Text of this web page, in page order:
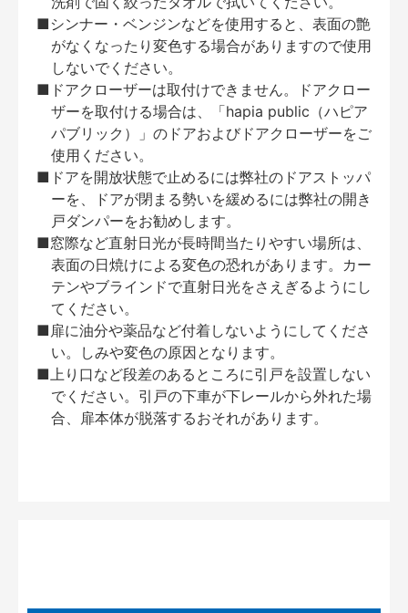
■シンナー・ベンジンなどを使用すると、表面の艶
がなくなったり変色する場合がありますので使用
しないでください。
■ドアクローザーは取付けできません。ドアクロー
ザーを取付ける場合は、「hapia public（ハピア
パブリック）」のドアおよびドアクローザーをご
使用ください。
■ドアを開放状態で止めるには弊社のドアストッパ
ーを、ドアが閉まる勢いを緩めるには弊社の開き
戸ダンパーをお勧めします。
■窓際など直射日光が長時間当たりやすい場所は、
表面の日焼けによる変色の恐れがあります。カー
テンやブラインドで直射日光をさえぎるようにし
てください。
■扉に油分や薬品など付着しないようにしてくださ
い。しみや変色の原因となります。
■上り口など段差のあるところに引戸を設置しない
でください。引戸の下車が下レールから外れた場
合、扉本体が脱落するおそれがあります。